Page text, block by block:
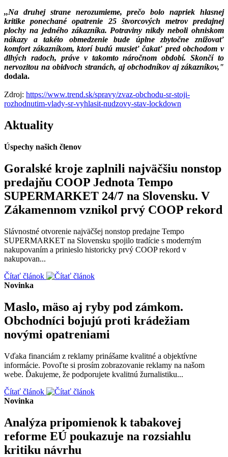
,,Na druhej strane nerozumieme, prečo bolo napriek hlasnej
kritike ponechané opatrenie 25 štvorcových metrov predajnej
plochy na jedného zákazníka. Potraviny nikdy neboli ohniskom
nákazy a takéto obmedzenie bude úplne zbytočne znižovať
komfort zákazníkom, ktorí budú musieť čakať pred obchodom v
dlhých radoch, práve v takomto náročnom období. Skončí to
nervozitou na obidvoch stranách, aj obchodníkov aj zákazníkov,"
dodala.
Zdroj: https://www.trend.sk/spravy/zvaz-obchodu-sr-stoji-
rozhodnutim-vlady-sr-vyhlasit-nudzovy-stav-lockdown
Aktuality
Úspechy našich členov
Goralské kroje zaplnili najväčšiu nonstop
predajňu COOP Jednota Tempo
SUPERMARKET 24/7 na Slovensku. V
Zákamennom vznikol prvý COOP rekord
Slávnostné otvorenie najväčšej nonstop predajne Tempo
SUPERMARKET na Slovensku spojilo tradície s moderným
nakupovaním a prinieslo historicky prvý COOP rekord v
nakupovan...
Čítať článok
Novinka
Maslo, mäso aj ryby pod zámkom.
Obchodníci bojujú proti krádežiam
novými opatreniami
Vďaka financiám z reklamy prinášame kvalitné a objektívne
informácie. Povoľte si prosím zobrazovanie reklamy na našom
webe. Ďakujeme, že podporujete kvalitnú žurnalistiku...
Čítať článok
Novinka
Analýza pripomienok k tabakovej
reforme EÚ poukazuje na rozsiahlu
kritiku návrhu